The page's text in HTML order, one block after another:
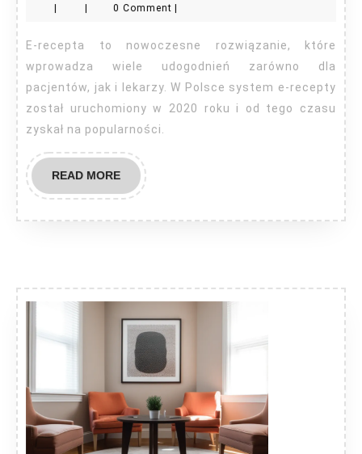
0 Comment
E-recepta to nowoczesne rozwiązanie, które
wprowadza wiele udogodnień zarówno dla
pacjentów, jak i lekarzy. W Polsce system e-recepty
został uruchomiony w 2020 roku i od tego czasu
zyskał na popularności.
READ MOREREAD
MORE